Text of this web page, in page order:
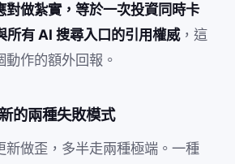
對做紮實，等於一次投資同時卡
有 AI 搜尋入口的引用權威，這
作的額外回報。
的兩種失敗模式
新做歪，多半走兩種極端。一種